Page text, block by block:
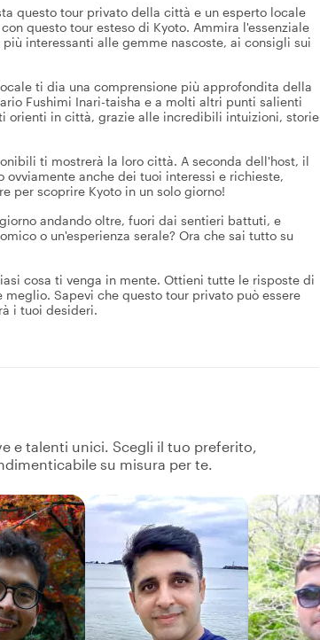
questo tour privato della città e un esperto locale
questo tour esteso di Kyoto. Ammira l'essenziale
interessanti alle gemme nascoste, ai consigli sui
ti dia una comprensione più approfondita della
Fushimi Inari-taisha e a molti altri punti salienti
orienti in città, grazie alle incredibili intuizioni, storie
ti mostrerà la loro città. A seconda dell'host, il
ovviamente anche dei tuoi interessi e richieste,
per scoprire Kyoto in un solo giorno!
andando oltre, fuori dai sentieri battuti, e
o un'esperienza serale? Ora che sai tutto su
cosa ti venga in mente. Ottieni tutte le risposte di
Sapevi che questo tour privato può essere
i tuoi desideri.
e talenti unici. Scegli il tuo preferito,
su misura per te.